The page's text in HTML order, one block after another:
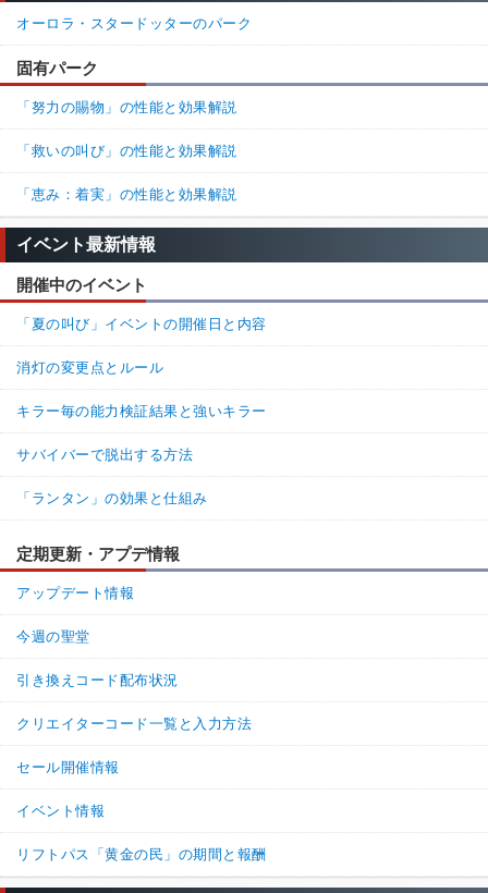
返信 (0)
24. 名無しさん
えーと、現在の監視なんですけど
景気、破滅、蹴りによる進行度後退→対象
という感じになってるんですけどこれってバグなんですかね?過去
コメ見る限り後退するやつならなんでも対象になってたっぽいん
で………
返信(0)
23. 名無しさん
共鳴する苦痛、景気付け、迫害とも相性がいいね。
残り台数が減るほど効果を実感できるパーク。
発電機に近づくと生存者は隠れるので「隠れ場なし」とも相性が
返信(0)
鯖にしろキラーにしろ発電機を黄色表示するパークが多すぎる
22. 名無しさん 通報
>>21
ほんそれ
パーク毎に被らないようにする考えはないのか
返信 86%
オーロラ・スタードッターのパーク
固有パーク
「努力の賜物」の性能と効果解説
「救いの叫び」の性能と効果解説
「恵み：着実」の性能と効果解説
イベント最新情報
開催中のイベント
「夏の叫び」イベントの開催日と内容
消灯の変更点とルール
キラー毎の能力検証結果と強いキラー
サバイバーで脱出する方法
「ランタン」の効果と仕組み
定期更新・アプデ情報
アップデート情報
今週の聖堂
引き換えコード配布状況
クリエイターコード一覧と入力方法
セール開催情報
イベント情報
リフトパス「黄金の民」の期間と報酬